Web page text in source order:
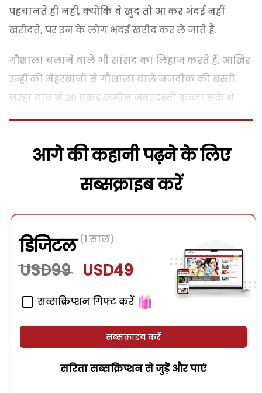
पहचानते ही नहीं, क्योंकि वे खुद तो आ कर भंदई नहीं
खरीदते, पर उन के लोग भंदई खरीद कर ले जाते हैं.
गौशाला चलाने वाले भी सांसद का लिहाज करते हैं. आखिर
उन्हीं की मेहरबानी से गौशाला वाले नजदीक की बस्ती
जरहा गांव में 20 एकड़ जमीन जबरदस्ती कब्जा सके थे.
आगे की कहानी पढ़ने के लिए
सब्सक्राइब करें
डिजिटल (1 साल)
USD99 USD49
सब्सक्रिप्शन गिफ्ट करें
सब्सक्राइब करें
सरिता सब्सक्रिप्शन से जुड़ेें और पाएं